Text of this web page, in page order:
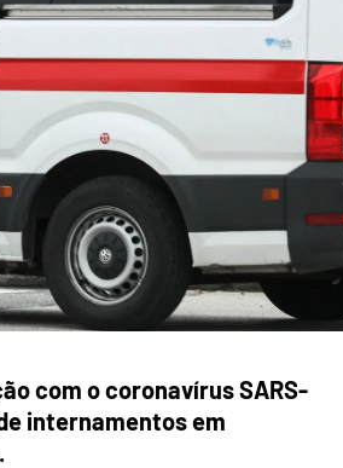
com o coronavírus SARS-
internamentos em